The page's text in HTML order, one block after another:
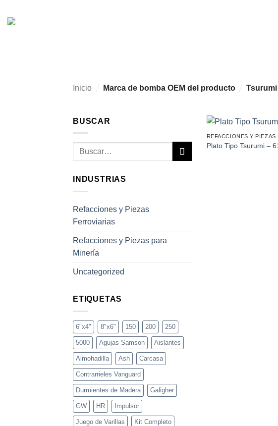
Inicio / Marca de bomba OEM del producto / Tsurumi
BUSCAR
Buscar
INDUSTRIAS
Refacciones y Piezas
Ferroviarias
Refacciones y Piezas para
Minería
Uncategorized
ETIQUETAS
6"x4" 8"x6" 150 200 250
5000 Agujas Samson Aislantes
Almohadilla Ash Carcasa
Contrarrieles Vanguard
Durmientes de Madera Galigher
GW HR Impulsor
Juego de Varillas Kit Completo
REFACCIONES Y PIEZAS
Plato Tipo Tsurumi –